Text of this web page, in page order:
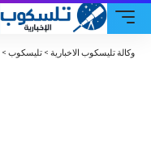
وكالة تليسكوب الاخبارية > تليسكوب >